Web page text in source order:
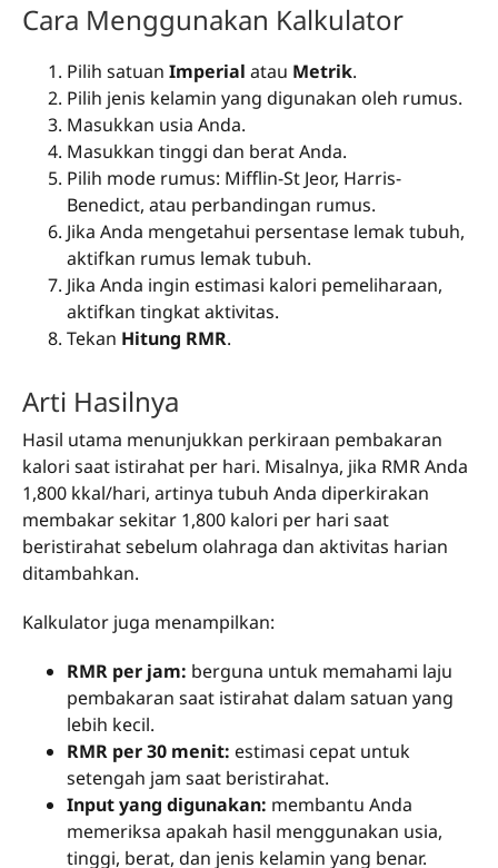
Cara Menggunakan Kalkulator
Pilih satuan Imperial atau Metrik.
Pilih jenis kelamin yang digunakan oleh rumus.
Masukkan usia Anda.
Masukkan tinggi dan berat Anda.
Pilih mode rumus: Mifflin-St Jeor, Harris-
Benedict, atau perbandingan rumus.
Jika Anda mengetahui persentase lemak tubuh,
aktifkan rumus lemak tubuh.
Jika Anda ingin estimasi kalori pemeliharaan,
aktifkan tingkat aktivitas.
Tekan Hitung RMR.
Arti Hasilnya
Hasil utama menunjukkan perkiraan pembakaran
kalori saat istirahat per hari. Misalnya, jika RMR Anda
1,800 kkal/hari, artinya tubuh Anda diperkirakan
membakar sekitar 1,800 kalori per hari saat
beristirahat sebelum olahraga dan aktivitas harian
ditambahkan.
Kalkulator juga menampilkan:
RMR per jam: berguna untuk memahami laju
pembakaran saat istirahat dalam satuan yang
lebih kecil.
RMR per 30 menit: estimasi cepat untuk
setengah jam saat beristirahat.
Input yang digunakan: membantu Anda
memeriksa apakah hasil menggunakan usia,
tinggi, berat, dan jenis kelamin yang benar.